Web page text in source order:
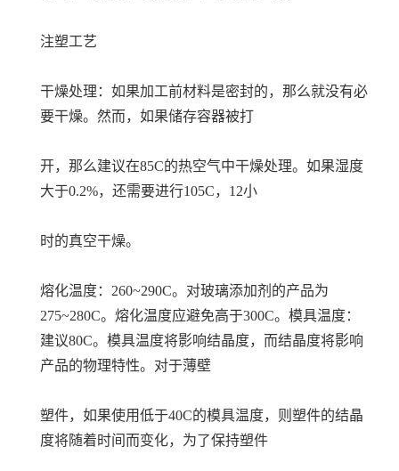
注塑工艺
干燥处理：如果加工前材料是密封的，那么就没有必
要干燥。然而，如果储存容器被打
开，那么建议在85C的热空气中干燥处理。如果湿度
大于0.2%，还需要进行105C，12小
时的真空干燥。
熔化温度：260~290C。对玻璃添加剂的产品为
275~280C。熔化温度应避免高于300C。模具温度：
建议80C。模具温度将影响结晶度，而结晶度将影响
产品的物理特性。对于薄壁
塑件，如果使用低于40C的模具温度，则塑件的结晶
度将随着时间而变化，为了保持塑件